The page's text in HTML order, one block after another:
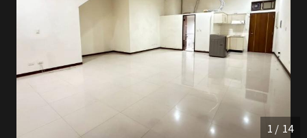
2026 台北降價好屋限量釋出
2026 新北降價好屋限量釋出
2026 台中降價好屋限量釋出
2026 台南降價好屋限量釋出